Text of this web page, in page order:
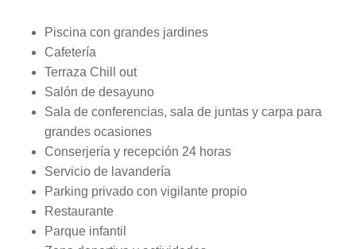
Piscina con grandes jardines
Cafetería
Terraza Chill out
Salón de desayuno
Sala de conferencias, sala de juntas y carpa para
grandes ocasiones
Conserjería y recepción 24 horas
Servicio de lavandería
Parking privado con vigilante propio
Restaurante
Parque infantil